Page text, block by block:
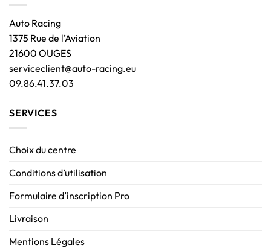
Auto Racing
1375 Rue de l’Aviation
21600 OUGES
serviceclient@auto-racing.eu
09.86.41.37.03
SERVICES
Choix du centre
Conditions d’utilisation
Formulaire d’inscription Pro
Livraison
Mentions Légales